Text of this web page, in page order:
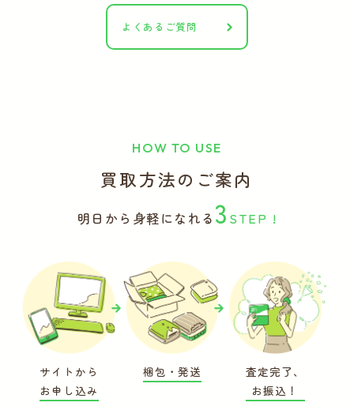
よくあるご質問
HOW TO USE
買取方法のご案内
明日から身軽になれる 3 STEP !
サイトから
お申し込み
梱包・発送
査定完了、
お振込！